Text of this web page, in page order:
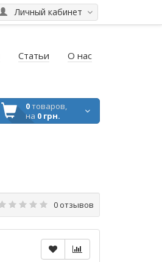
Личный кабинет
Статьи О нас
0товаров,
на 0 грн.
0 отзывов